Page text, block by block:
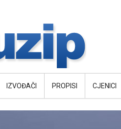
IZVOĐAČI PROPISI CJENICI